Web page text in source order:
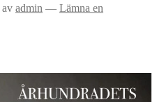
av admin — Lämna en